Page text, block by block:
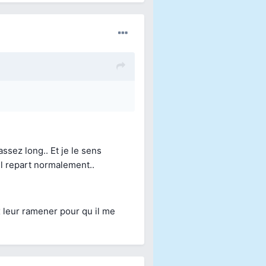
long.. Et je le sens
repart normalement..
ramener pour qu il me